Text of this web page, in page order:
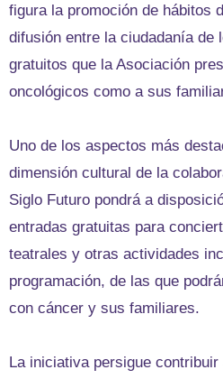
figura la promoción de hábitos
difusión entre la ciudadanía
gratuitos que la Asociación
oncológicos como a sus
Uno de los aspectos más
dimensión cultural de la
Siglo Futuro pondrá a
entradas gratuitas para
teatrales y otras actividades
programación, de las que
con cáncer y sus familiares.
La iniciativa persigue